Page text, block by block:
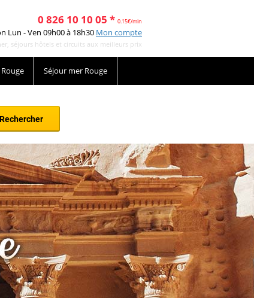
0 826 10 10 05 * 0.15€/min
Lun - Ven 09h00 à 18h30 Mon compte
séjours hôtels et circuits aux meilleurs prix
Séjour mer Rouge